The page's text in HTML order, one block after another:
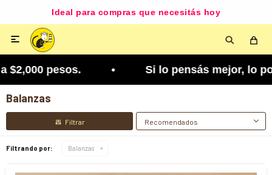
Ideal para compras que necesitás hoy

pesos. • Si lo pensás mejor, lo podés
Balanzas
Recomendados
Filtrando por: Balanzas